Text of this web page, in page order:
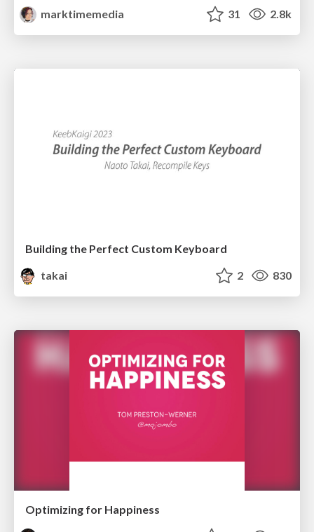
marktimemedia
31 2.8k
Building the Perfect Custom Keyboard
takai
2 830
Optimizing for Happiness